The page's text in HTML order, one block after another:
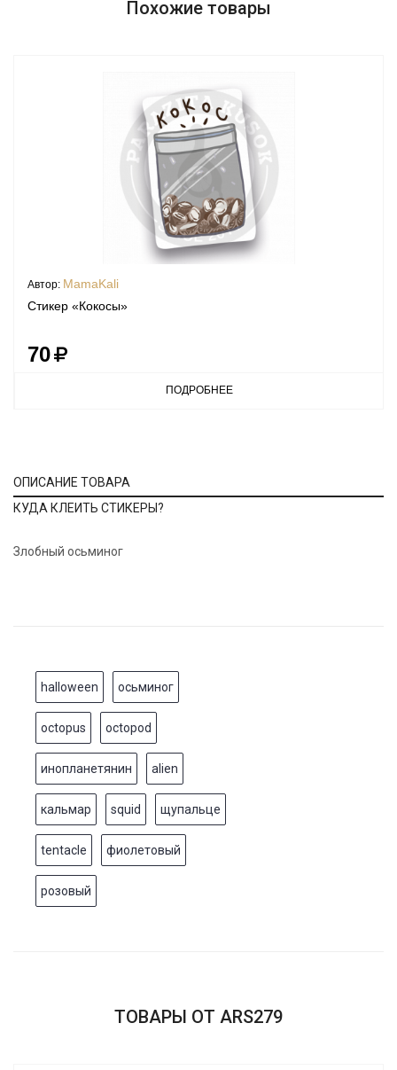
Похожие товары
Автор: MamaKali
Стикер «Кокосы»
70
ПОДРОБНЕЕ
ОПИСАНИЕ ТОВАРА
КУДА КЛЕИТЬ СТИКЕРЫ?
Злобный осьминог
halloween осьминог
octopus octopod
инопланетянин alien
кальмар squid щупальце
tentacle фиолетовый
розовый
ТОВАРЫ ОТ ARS279